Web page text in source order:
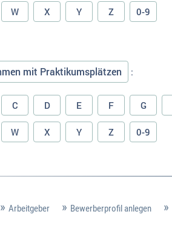
W X Y Z 0-9
mit Praktikumsplätzen :
C D E F G
W X Y Z 0-9
Arbeitgeber Bewerberprofil anlegen